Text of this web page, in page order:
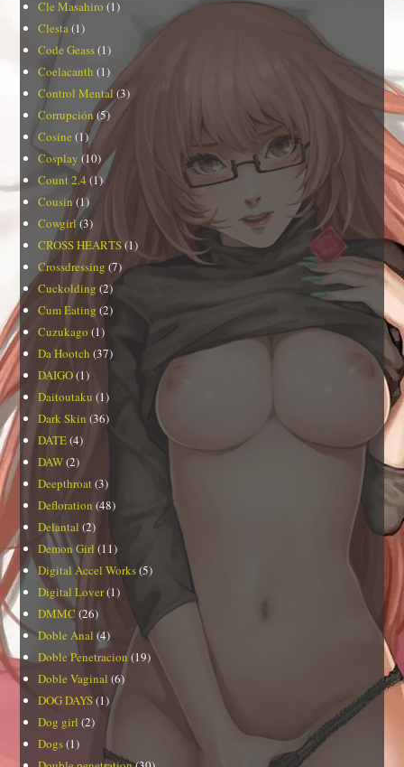
Cle Masahiro (1)
Clesta(1)
Code Geass(1)
Coelacanth (1)
Control Mental (3)
Corrupción(5)
Cosine (1)
Cosplay (10)
Count 2.4 (1)
Cousin (1)
Cowgirl(3)
CROSS HEARTS(1)
Crossdressing (7)
Cuckolding (2)
Cum Eating (2)
Cuzukago (1)
Da Hootch (37)
DAIGO(1)
Daitoutaku (1)
Dark Skin (36)
DATE(4)
DAW(2)
Deepthroat(3)
Defloration (48)
Delantal (2)
Demon Girl (11)
Digital Accel Works(5)
Digital Lover(1)
DMMC (26)
Doble Anal (4)
Doble Penetracion (19)
Doble Vaginal (6)
DOG DAYS(1)
Dog girl (2)
Dogs(1)